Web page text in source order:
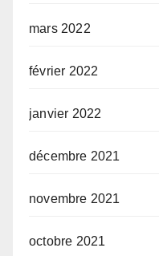
mars 2022
février 2022
janvier 2022
décembre 2021
novembre 2021
octobre 2021